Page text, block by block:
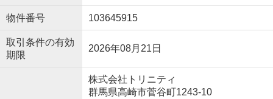
物件番号 103645915
取引条件の有効
期限
2026年08月21日
株式会社トリニティ
群馬県高崎市菅谷町1243-10